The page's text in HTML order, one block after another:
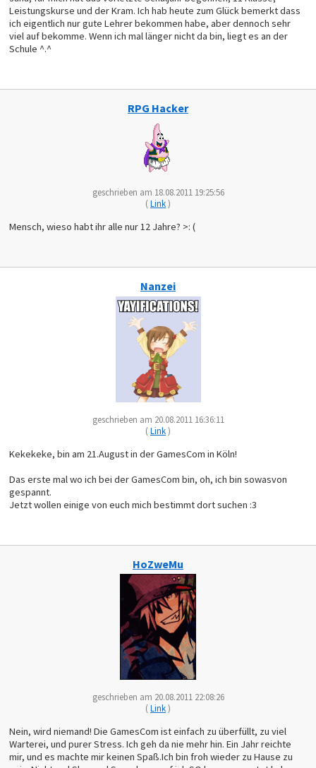
Leistungskurse und der Kram. Ich hab heute zum Glück bemerkt dass
ich eigentlich nur gute Lehrer bekommen habe, aber dennoch sehr
viel auf bekomme. Wenn ich mal länger nicht da bin, liegt es an der
Schule ^.^
RPG Hacker
geschrieben am 18.08.2011 19:25:56
(Link)
Mensch, wieso habt ihr alle nur 12 Jahre? >: (
Nanzei
geschrieben am 20.08.2011 16:36:11
(Link)
Kekekeke, bin am 21.August in der GamesCom in Köln!
Das erste mal wo ich bei der GamesCom bin, oh, ich bin sowasvon
gespannt.
Jetzt wollen einige von euch mich bestimmt dort suchen :3
HoZweMu
geschrieben am 20.08.2011 22:08:26
(Link)
Nein, wird niemand! Die GamesCom ist einfach zu überfüllt, zu viel
Warterei, und purer Stress. Ich geh da nie mehr hin. Ein Jahr reichte
mir, und es machte mir keinen Spaß.Ich bin froh wieder zu Hause zu